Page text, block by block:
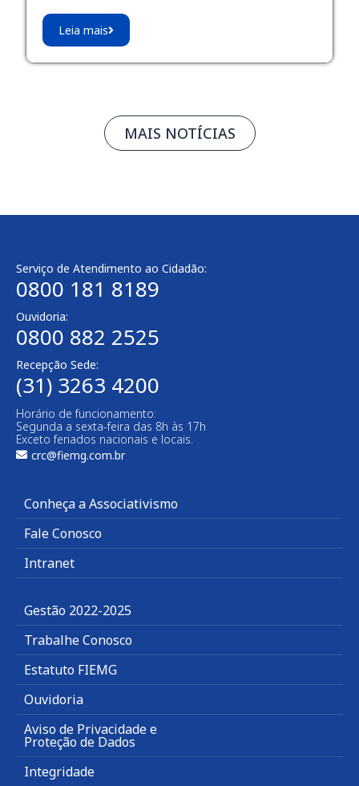
Leia mais
MAIS NOTÍCIAS
Serviço de Atendimento ao Cidadão:
0800 181 8189
Ouvidoria:
0800 882 2525
Recepção Sede:
(31) 3263 4200
Horário de funcionamento:
Segunda a sexta-feira das 8h às 17h
Exceto feriados nacionais e locais.
crc@fiemg.com.br
Conheça a Associativismo
Fale Conosco
Intranet
Gestão 2022-2025
Trabalhe Conosco
Estatuto FIEMG
Ouvidoria
Aviso de Privacidade e
Proteção de Dados
Integridade